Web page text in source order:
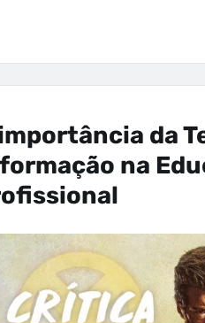
da
na